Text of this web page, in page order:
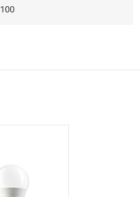
100